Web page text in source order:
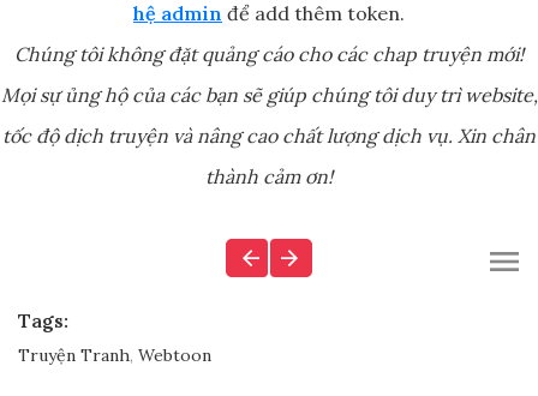
hệ admin để add thêm token.
Chúng tôi không đặt quảng cáo cho các chap truyện mới!
Mọi sự ủng hộ của các bạn sẽ giúp chúng tôi duy trì website,
tốc độ dịch truyện và nâng cao chất lượng dịch vụ. Xin chân
thành cảm ơn!
Tags:
Truyện Tranh, Webtoon